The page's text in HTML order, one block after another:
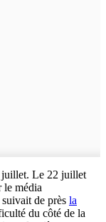
juillet. Le 22 juillet
le média
de près la
du côté de la